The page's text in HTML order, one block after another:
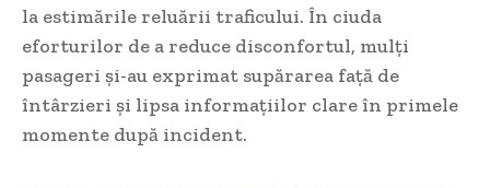
la estimările reluării traficului. În ciuda
eforturilor de a reduce disconfortul, mulți
pasageri și-au exprimat supărarea față de
întârzieri și lipsa informațiilor clare în primele
momente după incident.